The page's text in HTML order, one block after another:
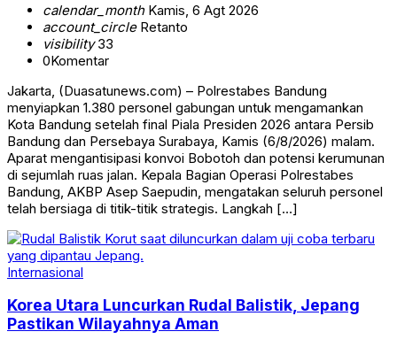
calendar_monthKamis, 6 Agt 2026
account_circleRetanto
visibility33
0Komentar
Jakarta, (Duasatunews.com) – Polrestabes Bandung
menyiapkan 1.380 personel gabungan untuk mengamankan
Kota Bandung setelah final Piala Presiden 2026 antara Persib
Bandung dan Persebaya Surabaya, Kamis (6/8/2026) malam.
Aparat mengantisipasi konvoi Bobotoh dan potensi kerumunan
di sejumlah ruas jalan. Kepala Bagian Operasi Polrestabes
Bandung, AKBP Asep Saepudin, mengatakan seluruh personel
telah bersiaga di titik-titik strategis. Langkah […]
Internasional
Korea Utara Luncurkan Rudal Balistik, Jepang
Pastikan Wilayahnya Aman